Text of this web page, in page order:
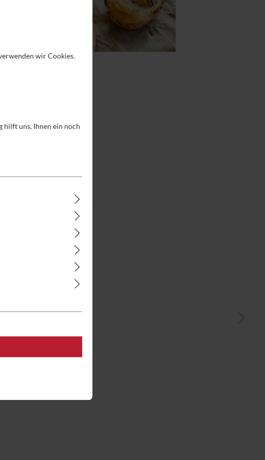
Produkte
wir Cookies.
hilft uns, Ihnen ein noch